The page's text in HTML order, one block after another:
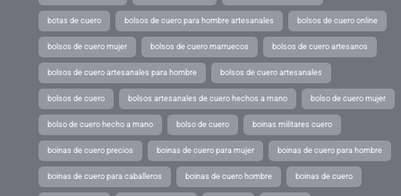
botas de cuero bolsos de cuero para hombre artesanales bolsos de cuero online
bolsos de cuero mujer bolsos de cuero marruecos bolsos de cuero artesanos
bolsos de cuero artesanales para hombre bolsos de cuero artesanales
bolsos de cuero bolsos artesanales de cuero hechos a mano bolso de cuero mujer
bolso de cuero hecho a mano bolso de cuero boinas militares cuero
boinas de cuero precios boinas de cuero para mujer boinas de cuero para hombre
boinas de cuero para caballeros boinas de cuero hombre boinas de cuero